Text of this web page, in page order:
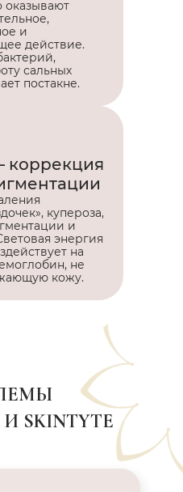
оказывают
и
действие.
сальных
постакне.
коррекция
купероза,
и
энергия
на
не
кожу.
SKINTYTE